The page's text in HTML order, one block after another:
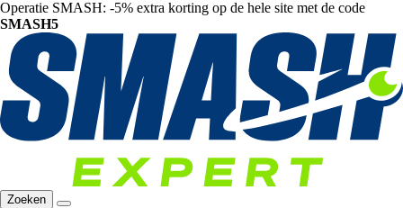
Operatie SMASH: -5% extra korting op de hele site met de code
SMASH5
Zoeken